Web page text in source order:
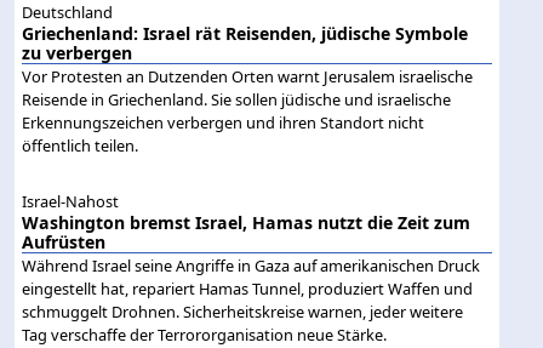
Deutschland
Griechenland: Israel rät Reisenden, jüdische Symbole
zu verbergen
Vor Protesten an Dutzenden Orten warnt Jerusalem israelische
Reisende in Griechenland. Sie sollen jüdische und israelische
Erkennungszeichen verbergen und ihren Standort nicht
öffentlich teilen.
Israel-Nahost
Washington bremst Israel, Hamas nutzt die Zeit zum
Aufrüsten
Während Israel seine Angriffe in Gaza auf amerikanischen Druck
eingestellt hat, repariert Hamas Tunnel, produziert Waffen und
schmuggelt Drohnen. Sicherheitskreise warnen, jeder weitere
Tag verschaffe der Terrororganisation neue Stärke.